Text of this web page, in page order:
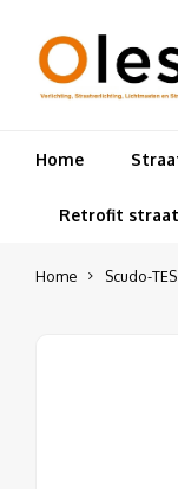
Home
Retrofit
Home Scudo-